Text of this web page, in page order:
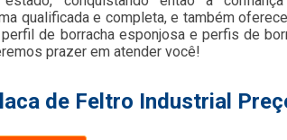
qualificada e completa, e também
de borracha esponjosa e perfis de
prazer em atender você!
de Feltro Industrial